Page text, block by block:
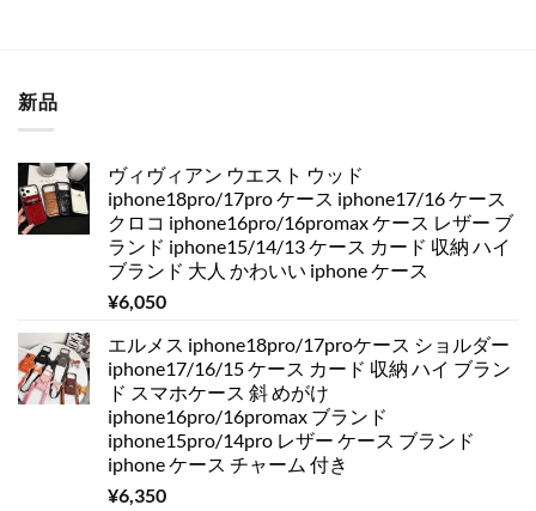
新品
ヴィヴィアン ウエスト ウッド
iphone18pro/17pro ケース iphone17/16 ケース
クロコ iphone16pro/16promax ケース レザー ブ
ランド iphone15/14/13 ケース カード 収納 ハイ
ブランド 大人 かわいい iphone ケース
¥6,050
エルメス iphone18pro/17proケース ショルダー
iphone17/16/15 ケース カード 収納 ハイ ブラン
ド スマホケース 斜 めがけ
iphone16pro/16promax ブランド
iphone15pro/14pro レザー ケース ブランド
iphone ケース チャーム 付き
¥6,350